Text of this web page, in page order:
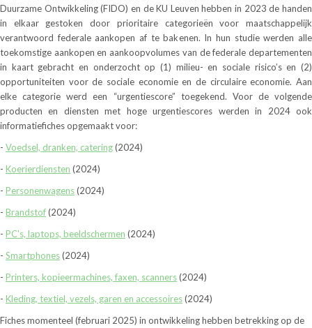
Duurzame Ontwikkeling (FIDO) en de KU Leuven hebben in 2023 de handen
in elkaar gestoken door prioritaire categorieën voor maatschappelijk
verantwoord federale aankopen af te bakenen. In hun studie werden alle
toekomstige aankopen en aankoopvolumes van de federale departementen
in kaart gebracht en onderzocht op (1) milieu- en sociale risico’s en (2)
opportuniteiten voor de sociale economie en de circulaire economie. Aan
elke categorie werd een “urgentiescore” toegekend. Voor de volgende
producten en diensten met hoge urgentiescores werden in 2024 ook
informatiefiches opgemaakt voor:
- Voedsel, dranken, catering(2024)
- Koerierdiensten (2024)
- Personenwagens(2024)
- Brandstof(2024)
- PC's, laptops, beeldschermen (2024)
- Smartphones(2024)
- Printers, kopieermachines, faxen, scanners(2024)
- Kleding, textiel, vezels, garen en accessoires(2024)
Fiches momenteel (februari 2025) in ontwikkeling hebben betrekking op de